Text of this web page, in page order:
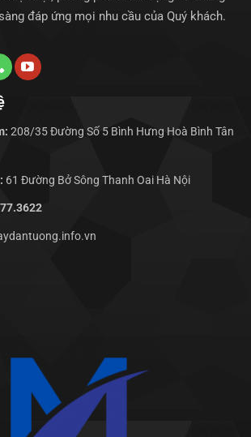
đáp ứng mọi nhu cầu của Quý khách.
208/35 Đường Số 5 Bình Hưng Hoà Bình Tân
61 Đường Bở Sông Thanh Oai Hà Nội